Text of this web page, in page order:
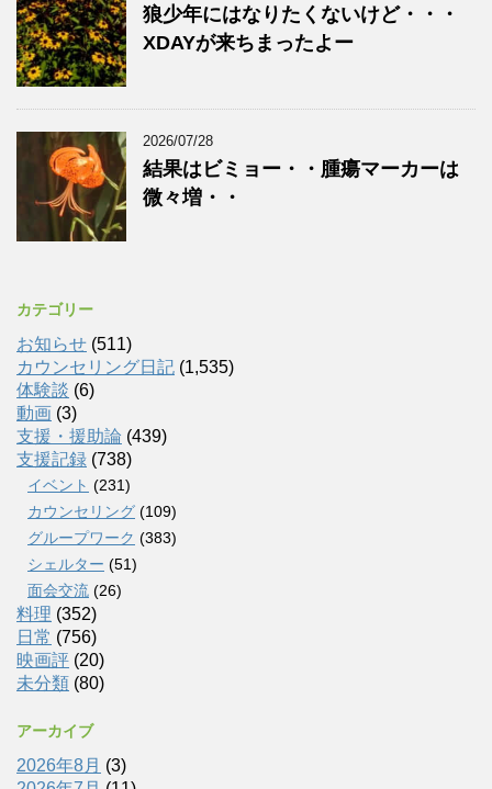
狼少年にはなりたくないけど・・・
XDAYが来ちまったよー
2026/07/28
結果はビミョー・・腫瘍マーカーは
微々増・・
カテゴリー
お知らせ (511)
カウンセリング日記 (1,535)
体験談 (6)
動画 (3)
支援・援助論 (439)
支援記録 (738)
イベント (231)
カウンセリング (109)
グループワーク (383)
シェルター (51)
面会交流 (26)
料理 (352)
日常 (756)
映画評 (20)
未分類 (80)
アーカイブ
2026年8月 (3)